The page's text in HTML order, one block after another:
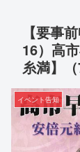
【要事
16）高
糸満】
イベント告知